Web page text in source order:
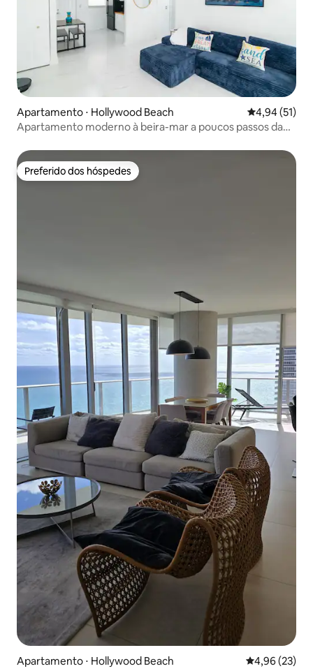
Apartamento ⋅ Hollywood Beach 4,94 de uma
4,94 (51)
Apartamento moderno à beira-mar a poucos passos da
Preferido dos hóspedes
Preferido dos hóspedes
Apartamento ⋅ Hollywood Beach 4,96 de uma
4,96 (23)